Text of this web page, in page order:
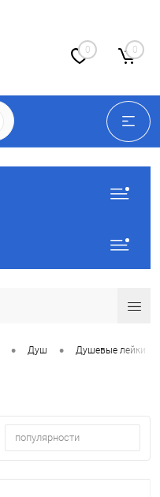
0 0
• Душ • Душевые лейки
популярности